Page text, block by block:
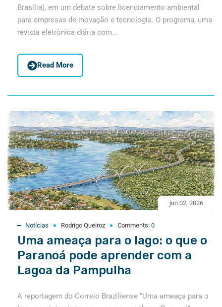
Brasília), em um debate sobre licenciamento ambiental
para empresas de inovação e tecnologia. O programa, uma
revista eletrônica diária com...
Read More
jun 02, 2026
Notícias Rodrigo Queiroz Comments: 0
Uma ameaça para o lago: o que o
Paranoá pode aprender com a
Lagoa da Pampulha
A reportagem do Correio Braziliense “Uma ameaça para o